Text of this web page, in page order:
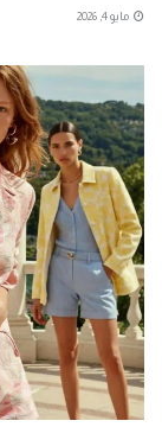
مايو 4, 2026